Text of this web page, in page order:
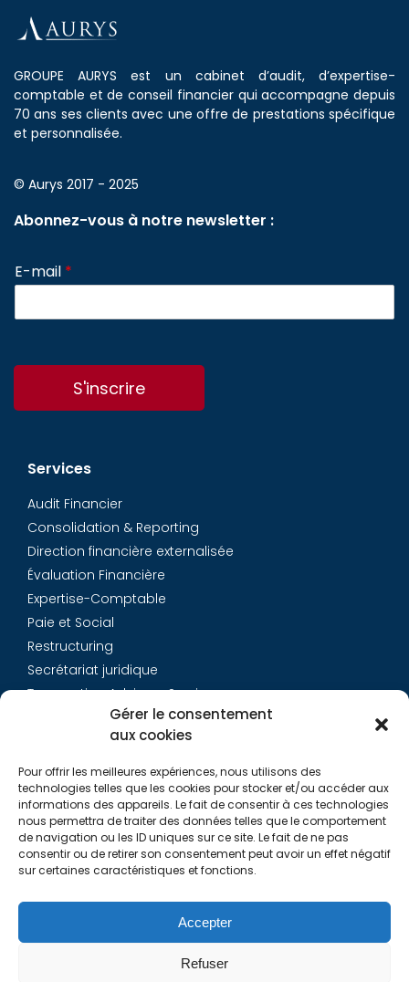
Gérer le consentement
aux cookies
Pour offrir les meilleures expériences, nous utilisons des
technologies telles que les cookies pour stocker et/ou accéder aux
informations des appareils. Le fait de consentir à ces technologies
nous permettra de traiter des données telles que le comportement
de navigation ou les ID uniques sur ce site. Le fait de ne pas
consentir ou de retirer son consentement peut avoir un effet négatif
sur certaines caractéristiques et fonctions.
Accepter
Refuser
GROUPE AURYS est un cabinet d’audit, d’expertise-
comptable et de conseil financier qui accompagne depuis
70 ans ses clients avec une offre de prestations spécifique
et personnalisée.
© Aurys 2017 - 2025
Abonnez-vous à notre newsletter :
E-mail *
S'inscrire
Services
Audit Financier
Consolidation & Reporting
Direction financière externalisée
Évaluation Financière
Expertise-Comptable
Paie et Social
Restructuring
Secrétariat juridique
Transaction Advisory Services
Équipe
Carrières
Contact
Liens utiles
Politique de Cookies (EU)